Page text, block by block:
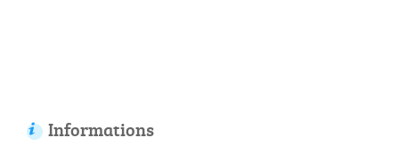
Informations